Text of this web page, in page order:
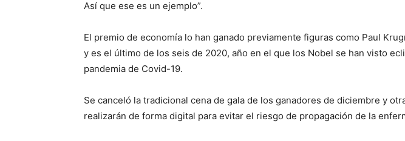
Así que ese es un ejemplo”.
El premio de economía lo han ganado previamente figuras como Paul
y es el último de los seis de 2020, año en el que los Nobel se han visto
pandemia de Covid-19.
Se canceló la tradicional cena de gala de los ganadores de diciembre y
realizarán de forma digital para evitar el riesgo de propagación de la